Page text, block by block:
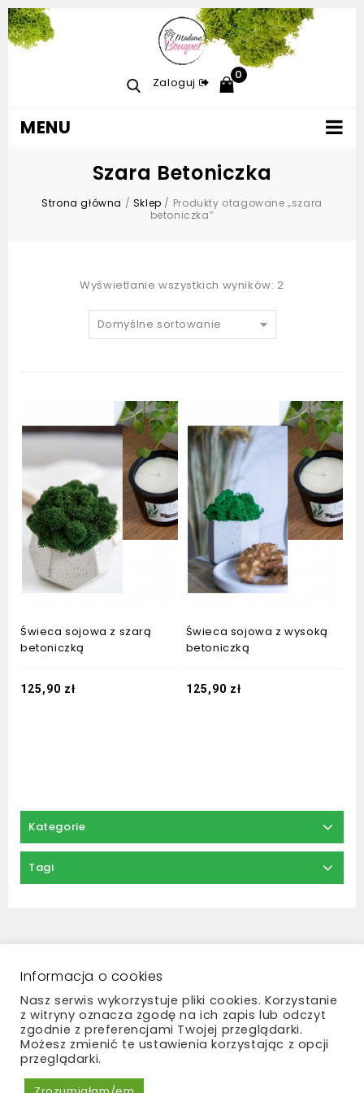
Zaloguj
0
MENU
Szara Betoniczka
Strona główna / Sklep / Produkty otagowane „szara
betoniczka”
Wyświetlanie wszystkich wyników: 2
Domyślne sortowanie
Świeca sojowa z szarą
betoniczką
125,90 zł
Świeca sojowa z wysoką
betoniczką
125,90 zł
Kategorie
Tagi
Polityka prywatności
Kontakt
Copyright © 2026 Madame Bouquet
Informacja o cookies
Nasz serwis wykorzystuje pliki cookies. Korzystanie
z witryny oznacza zgodę na ich zapis lub odczyt
zgodnie z preferencjami Twojej przeglądarki.
Możesz zmienić te ustawienia korzystając z opcji
przeglądarki.